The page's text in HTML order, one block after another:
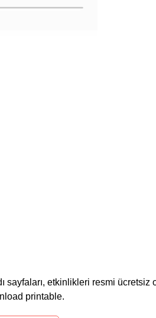
sayfaları, etkinlikleri resmi ücretsiz
printable.